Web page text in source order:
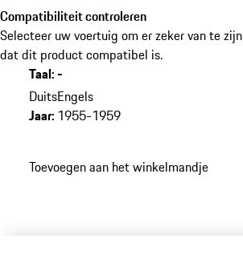
Compatibiliteit controleren
Selecteer uw voertuig om er zeker van te zijn
dat dit product compatibel is.
Taal:-
DuitsEngels
Jaar: 1955-1959
Toevoegen aan het winkelmandje